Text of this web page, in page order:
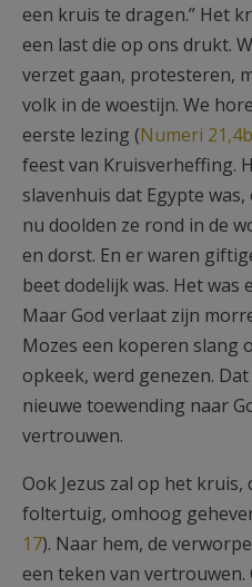
een kruis te dragen.” Het
een last die op ons drukt.
verzet gaan, protesteren,
volk in de woestijn. We
eerste lezing (Numeri
feest van Kruisverheffing.
slavenhuis dat Egypte
nu doolden ze rond in de
en dorst. En er waren
beet dodelijk was. Het was
Maar God verlaat zijn
Mozes een koperen slang
opkeek, werd genezen.
nieuwe toewending naar
vertrouwen.
Ook Jezus zal op het
foltertuig, omhoog
17). Naar hem, de
een teken van vertrouwen.